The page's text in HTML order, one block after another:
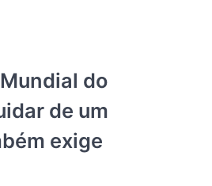
do
de um
exige